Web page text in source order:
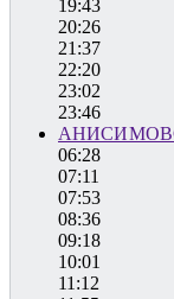
19:43
20:26
21:37
22:20
23:02
23:46
06:28
07:11
07:53
08:36
09:18
10:01
11:12